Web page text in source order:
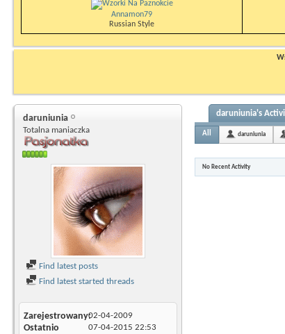
Annamon79
Russian Style
daruniunia
Totalna maniaczka
Find latest posts
Find latest started threads
Zarejestrowany02-04-2009
Ostatnio
07-04-2015 22:53
daruniunia's
All daruniunia
No Recent Activity